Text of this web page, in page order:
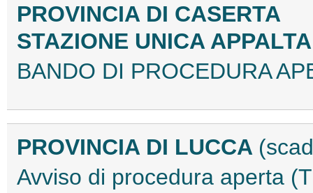
PROVINCIA DI CASERTA
STAZIONE UNICA
BANDO DI PROCEDURA
PROVINCIA DI LUCCA
Avviso di procedura aperta